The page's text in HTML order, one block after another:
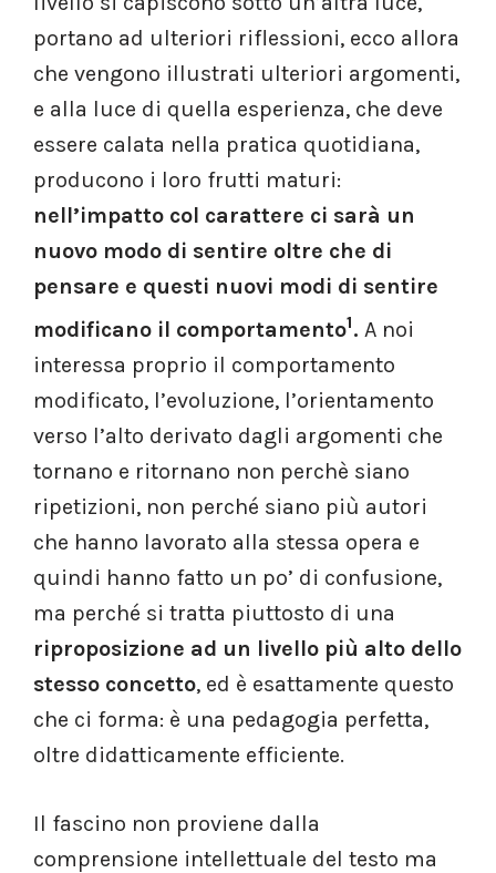
portano ad ulteriori riflessioni, ecco allora
che vengono illustrati ulteriori argomenti,
e alla luce di quella esperienza, che deve
essere calata nella pratica quotidiana,
producono i loro frutti maturi:
nell’impatto col carattere ci sarà un
nuovo modo di sentire oltre che di
pensare e questi nuovi modi di sentire
modificano il comportamento1. A noi
interessa proprio il comportamento
modificato, l’evoluzione, l’orientamento
verso l’alto derivato dagli argomenti che
tornano e ritornano non perchè siano
ripetizioni, non perché siano più autori
che hanno lavorato alla stessa opera e
quindi hanno fatto un po’ di confusione,
ma perché si tratta piuttosto di una
riproposizione ad un livello più alto dello
stesso concetto, ed è esattamente questo
che ci forma: è una pedagogia perfetta,
oltre didatticamente efficiente.
Il fascino non proviene dalla
comprensione intellettuale del testo ma